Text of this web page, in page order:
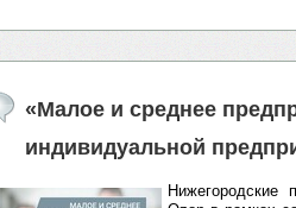
«Малое и среднее
индивидуальной
Нижегородские